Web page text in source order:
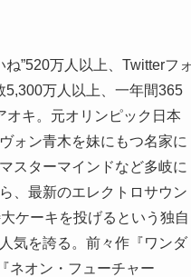
”520万人以上、Twitterフ
5,300万人以上、一年間365
オキ。元オリンピック日本
ォン青木を妹にもつ名家に
スターマインドなど多岐に
、最新のエレクトロサウン
ケーキを投げるという独自
気を誇る。前々作『ワンダ
ネオン・フューチャー